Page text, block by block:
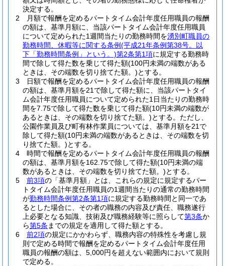
決定する。
2
月額で報酬を定めるパートタイム会計年度任用職員の報酬
の額は、基準月額に、当該パートタイム会計年度任用職員
について定められた1週間当たりの勤務時間を湧別町職員の
勤務時間、休暇等に関する条例(平成21年条例第38号。以
下「勤務時間条例」という。)第2条第1項に規定する勤務時
間で除して得た数を乗じて得た額(100円未満の端数がある
ときは、その端数を切り捨てた額。)とする。
3
日額で報酬を定めるパートタイム会計年度任用職員の報酬
の額は、基準月額を21で除して得た額に、当該パートタイ
ム会計年度任用職員について定められた1日当たりの勤務時
間を7.75で除して得た数を乗じて得た額(10円未満の端数が
あるときは、その端数を切り捨てた額。)とする。 ただし、
公園作業員及び町有林作業員については、基準月額を21で
除して得た額(10円未満の端数があるときは、その端数を切
り捨てた額。)とする。
4
時間で報酬を定めるパートタイム会計年度任用職員の報酬
の額は、基準月額を162.75で除して得た額(10円未満の端
数があるときは、その端数を切り捨てた額。)とする。
5
前3項の「基準月額」とは、これらの規定に規定するパー
トタイム会計年度任用職員の1週間当たりの通常の勤務時間
が勤務時間条例第2条第1項に規定する勤務時間と同一であ
るとした場合に、その者の職務の内容及び責任、職務遂行
上必要となる知識、技術及び職務経験等に照らして第3条か
ら第5条 までの規定を適用して得た額とする。
6
前2項の規定にかかわらず、職務内容の特殊性を考慮し規
則で定める時間で報酬を定めるパートタイム会計年度任用
職員の報酬の額は、5,000円を超えない範囲内において規則
で定める。